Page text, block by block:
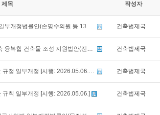
제목 작성자
[법령] [의원발의] [2218945] 건축법 일부개정법률안(손명수의원 등 13인) [발의: 2026-05-13] 건축법제국
[법령] [의원발의] [2218906] 혁신건축 융복합 건축물 조성 지원법안(전용기의원 등 10인) [발의: 2026-05-11] 건축법제국
[법령] [공포] 주택건설기준 등에 관한 규정 일부개정 [시행: 2026.05.06., 제61조의4제2항의 개정규정은 2026.11.07.] 건축법제국
규칙 일부개정 [시행: 2026.05.06.] 건축법제국